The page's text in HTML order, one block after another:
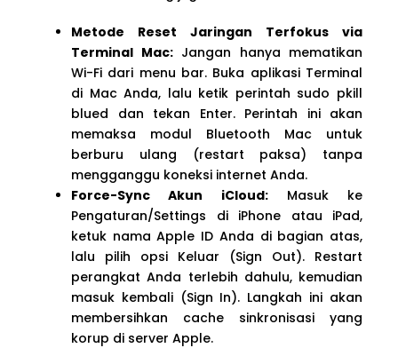
Metode Reset Jaringan Terfokus via
Terminal Mac:Jangan hanya mematikan
Wi-Fi dari menu bar. Buka aplikasi Terminal
di Mac Anda, lalu ketik perintah sudo pkill
blued dan tekan Enter. Perintah ini akan
memaksa modul Bluetooth Mac untuk
berburu ulang (restart paksa) tanpa
mengganggu koneksi internet Anda.
Force-Sync Akun iCloud:Masuk ke
Pengaturan/Settings di iPhone atau iPad,
ketuk nama Apple ID Anda di bagian atas,
lalu pilih opsi Keluar (Sign Out). Restart
perangkat Anda terlebih dahulu, kemudian
masuk kembali (Sign In). Langkah ini akan
membersihkan cache sinkronisasi yang
korup di server Apple.